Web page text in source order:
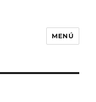
MENÚ